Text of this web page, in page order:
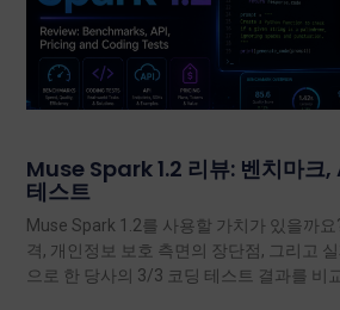
Muse Spark 1.2 리뷰: 벤치마크,
테스트
Muse Spark 1.2를 사용할 가치가 있을까
격, 개인정보 보호 측면의 장단점, 그리고
으로 한 당사의 3/3 코딩 테스트 결과를 비